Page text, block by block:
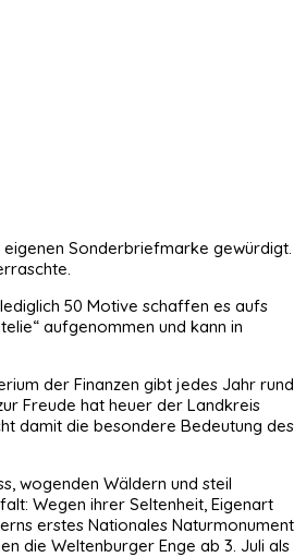
Sonderbriefmarke gewürdigt.
50 Motive schaffen es aufs
aufgenommen und kann in
der Finanzen gibt jedes Jahr rund
Freude hat heuer der Landkreis
damit die besondere Bedeutung des
wogenden Wäldern und steil
Wegen ihrer Seltenheit, Eigenart
erstes Nationales Naturmonument
die Weltenburger Enge ab 3. Juli als